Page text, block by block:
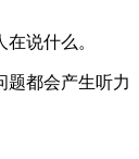
说什么。
题都会产生听力